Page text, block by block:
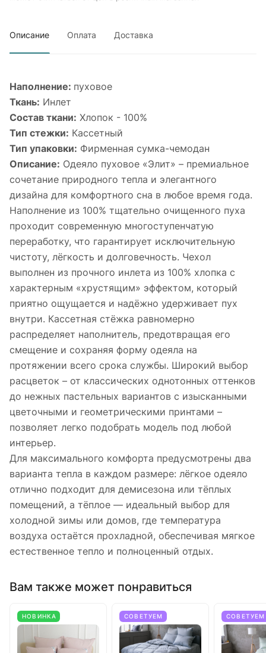
Описание Оплата Доставка
Наполнение: пуховое
Ткань: Инлет
Состав ткани: Хлопок - 100%
Тип стежки: Кассетный
Тип упаковки: Фирменная сумка-чемодан
Описание: Одеяло пуховое «Элит» – премиальное
сочетание природного тепла и элегантного
дизайна для комфортного сна в любое время года.
Наполнение из 100% тщательно очищенного пуха
проходит современную многоступенчатую
переработку, что гарантирует исключительную
чистоту, лёгкость и долговечность. Чехол
выполнен из прочного инлета из 100% хлопка с
характерным «хрустящим» эффектом, который
приятно ощущается и надёжно удерживает пух
внутри. Кассетная стёжка равномерно
распределяет наполнитель, предотвращая его
смещение и сохраняя форму одеяла на
протяжении всего срока службы. Широкий выбор
расцветок – от классических однотонных оттенков
до нежных пастельных вариантов с изысканными
цветочными и геометрическими принтами –
позволяет легко подобрать модель под любой
интерьер.
Для максимального комфорта предусмотрены два
варианта тепла в каждом размере: лёгкое одеяло
отлично подходит для демисезона или тёплых
помещений, а тёплое — идеальный выбор для
холодной зимы или домов, где температура
воздуха остаётся прохладной, обеспечивая мягкое
естественное тепло и полноценный отдых.
Вам также может понравиться
НОВИНКА СОВЕТУЕМ СОВЕТУЕМ